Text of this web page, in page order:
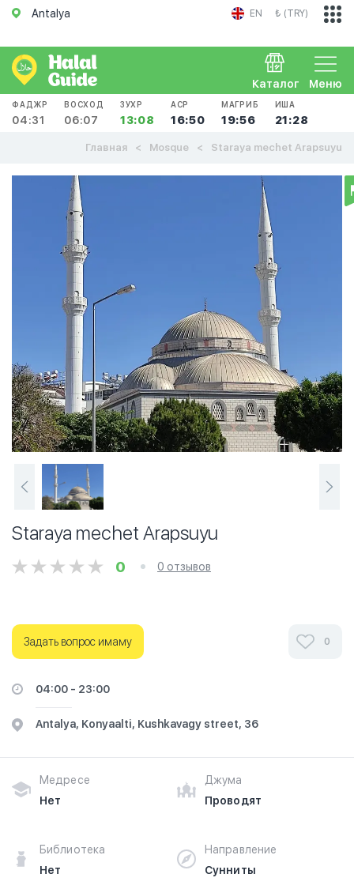
Antalya EN ₺ (TRY)
Меню
Каталог
ФАДЖР
04:31
ВОСХОД
06:07
ЗУХР
13:08
АСР
16:50
МАГРИБ
19:56
ИША
21:28
Главная Mosque Staraya mechet Arapsuyu
Staraya mechet Arapsuyu
0 0 отзывов
Задать вопрос имаму 0
04:00 - 23:00
Antalya, Konyaalti, Kushkavagy street, 36
Медресе
Нет
Джума
Проводят
Библиотека
Нет
Направление
Сунниты